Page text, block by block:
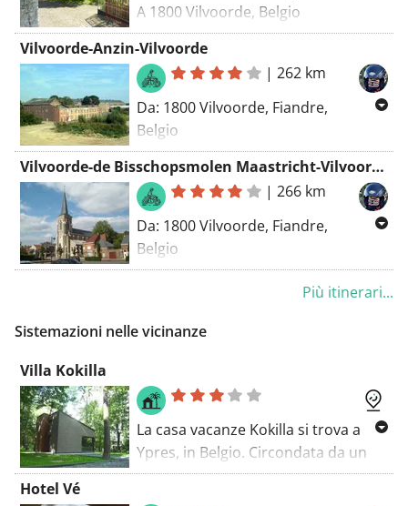
A 1800 Vilvoorde, Belgio
Routing Motore - migliore
Vilvoorde-Anzin-Vilvoorde
|262 km
Da: 1800 Vilvoorde, Fiandre,
Belgio
A: 1800 Vilvoorde, Fiandre, Belgio
Routing: Motore - più bello
Vilvoorde-de Bisschopsmolen Maastricht-Vilvoorde
|266 km
Da: 1800 Vilvoorde, Fiandre,
Belgio
A: 1800 Vilvoorde, Fiandre, Belgio
Più itinerari...
Sistemazioni nelle vicinanze
Villa Kokilla
La casa vacanze Kokilla si trova a
Ypres, in Belgio. Circondata da un
bosco e in un'area particolarmente
Hotel Vé